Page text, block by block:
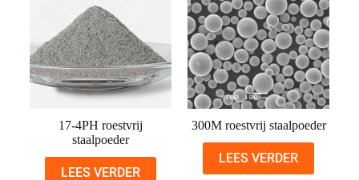
17-4PH roestvrij
staalpoeder
LEES VERDER
300M roestvrij staalpoeder
LEES VERDER